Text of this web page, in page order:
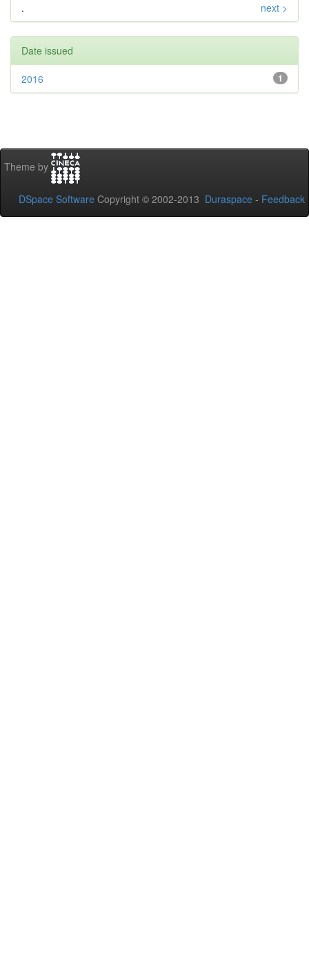
. next >
Date issued
1
2016
Theme by
DSpace Software Copyright © 2002-2013 Duraspace - Feedback